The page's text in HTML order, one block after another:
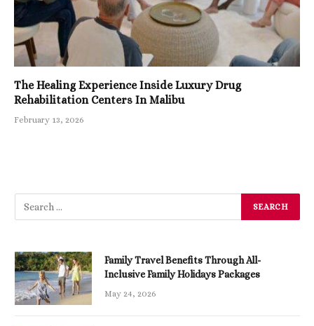
The Healing Experience Inside Luxury Drug
Rehabilitation Centers In Malibu
February 13, 2026
Family Travel Benefits Through All-
Inclusive Family Holidays Packages
May 24, 2026